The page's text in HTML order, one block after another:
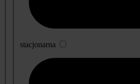
stacjonarna